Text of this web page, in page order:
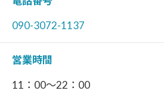
090-3072-1137
営業時間
11：00～22：00